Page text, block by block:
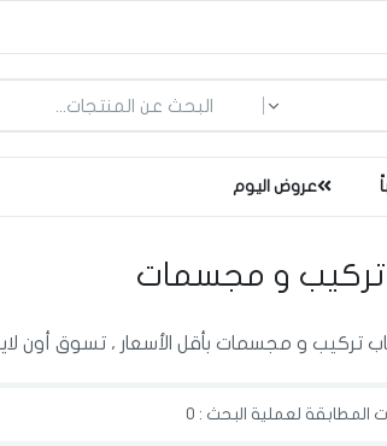
عروض اليوم
تركيب و مجسمات
تركيب و مجسمات بأقل الأسعار ، تسوق أون
المطابقة لعملية البحث : 0
ما الذي تبحث عنه؟